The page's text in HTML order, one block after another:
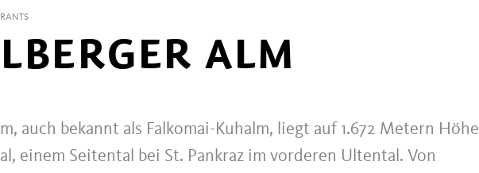
ALM
auch bekannt als Falkomai-Kuhalm, liegt auf 1.672 Metern Höhe
einem Seitental bei St. Pankraz im vorderen Ultental. Von